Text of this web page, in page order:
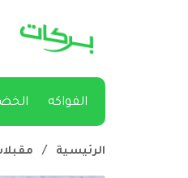
الفواكه
الرئيسية /